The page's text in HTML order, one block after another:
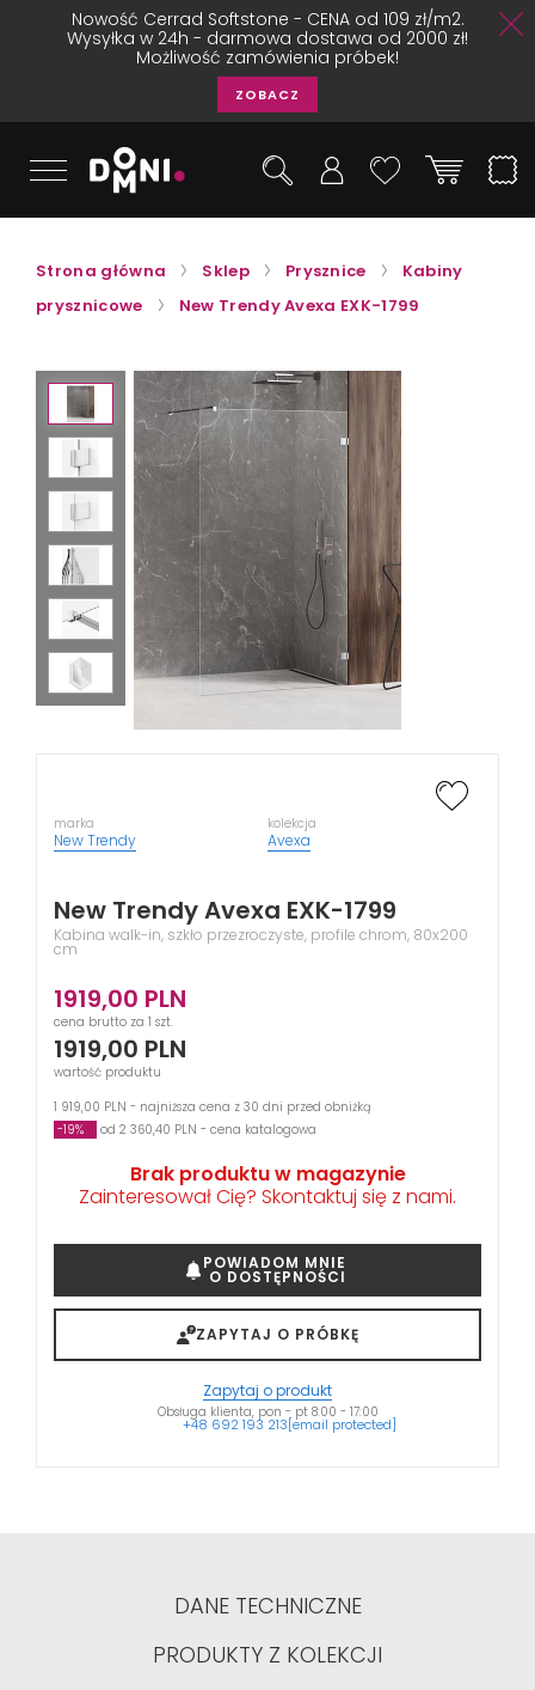
Nowość Cerrad Softstone - CENA od 109 zł/m2.
Wysyłka w 24h - darmowa dostawa od 2000 zł!
Możliwość zamówienia próbek!
ZOBACZ
Strona główna Sklep Prysznice
Kabiny
prysznicowe
New Trendy Avexa EXK-1799
marka
New Trendy
kolekcja
Avexa
New Trendy Avexa EXK-1799
Kabina walk-in, szkło przezroczyste, profile chrom, 80x200
cm
1919,00 PLN
cena brutto za 1 szt.
1919,00 PLN
wartość produktu
1 919,00 PLN - najniższa cena z 30 dni przed obniżką
-19%
od 2 360,40 PLN - cena katalogowa
Brak produktu w magazynie
Zainteresował Cię? Skontaktuj się z nami.
POWIADOM MNIE
O DOSTĘPNOŚCI
ZAPYTAJ O PRÓBKĘ
Zapytaj o produkt
Obsługa klienta, pon - pt 8:00 - 17:00
+48 692 193 213[email protected]
DANE TECHNICZNE
PRODUKTY Z KOLEKCJI